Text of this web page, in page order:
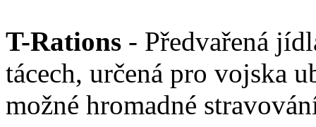
T-Rations - Předvařená
tácech, určená pro vojska
možné hromadné